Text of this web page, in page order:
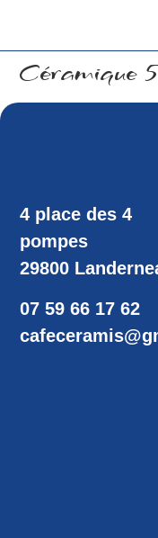
Céramique
4 place des 4
pompes
29800
07 59 66 17 62